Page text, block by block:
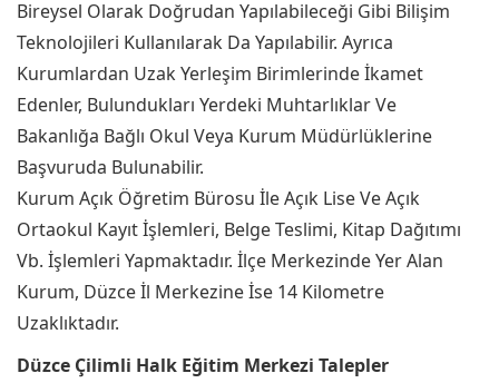
Bireysel Olarak Doğrudan Yapılabileceği Gibi Bilişim
Teknolojileri Kullanılarak Da Yapılabilir. Ayrıca
Kurumlardan Uzak Yerleşim Birimlerinde İkamet
Edenler, Bulundukları Yerdeki Muhtarlıklar Ve
Bakanlığa Bağlı Okul Veya Kurum Müdürlüklerine
Başvuruda Bulunabilir.
Kurum Açık Öğretim Bürosu İle Açık Lise Ve Açık
Ortaokul Kayıt İşlemleri, Belge Teslimi, Kitap Dağıtımı
Vb. İşlemleri Yapmaktadır. İlçe Merkezinde Yer Alan
Kurum, Düzce İl Merkezine İse 14 Kilometre
Uzaklıktadır.
Düzce Çilimli Halk Eğitim Merkezi Talepler